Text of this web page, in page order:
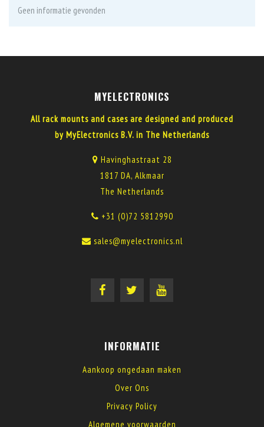
Geen informatie gevonden
MYELECTRONICS
All rack mounts and cases are designed and produced
by MyElectronics B.V. in The Netherlands
Havinghastraat 28
1817 DA, Alkmaar
The Netherlands
+31 (0)72 5812990
sales@myelectronics.nl
INFORMATIE
Aankoop ongedaan maken
Over Ons
Privacy Policy
Algemene voorwaarden